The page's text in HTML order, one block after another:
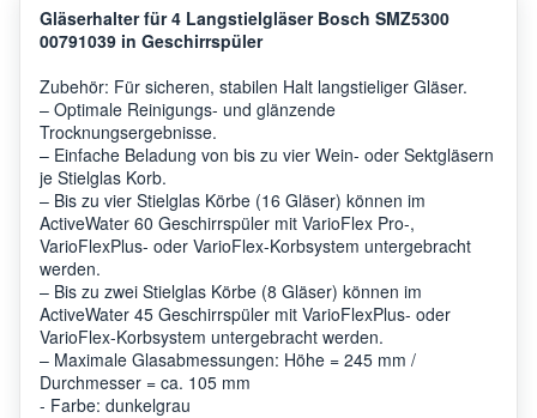
Gläserhalter für 4 Langstielgläser Bosch SMZ5300
00791039 in Geschirrspüler
Zubehör: Für sicheren, stabilen Halt langstieliger Gläser.
– Optimale Reinigungs- und glänzende
Trocknungsergebnisse.
– Einfache Beladung von bis zu vier Wein- oder Sektgläsern
je Stielglas Korb.
– Bis zu vier Stielglas Körbe (16 Gläser) können im
ActiveWater 60 Geschirrspüler mit VarioFlex Pro-,
VarioFlexPlus- oder VarioFlex-Korbsystem untergebracht
werden.
– Bis zu zwei Stielglas Körbe (8 Gläser) können im
ActiveWater 45 Geschirrspüler mit VarioFlexPlus- oder
VarioFlex-Korbsystem untergebracht werden.
– Maximale Glasabmessungen: Höhe = 245 mm /
Durchmesser = ca. 105 mm
- Farbe: dunkelgrau